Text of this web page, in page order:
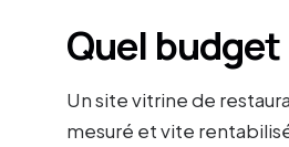
Quel
Un site vitrine de
mesuré et vite